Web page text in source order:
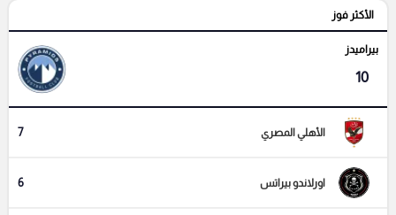
الأكثر فوز
بيراميدز
10
الأهلي المصري 7
اورلاندو بيراتس 6